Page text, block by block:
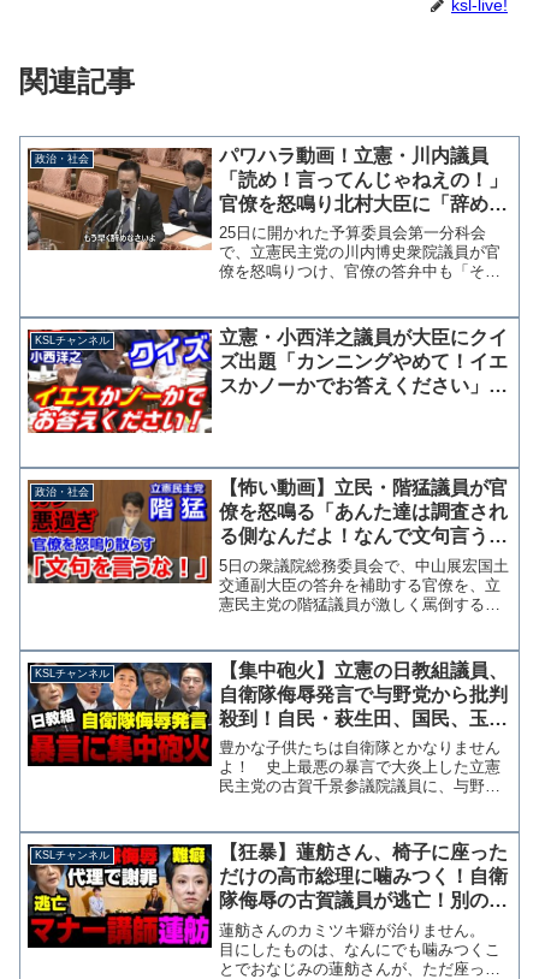
ksl-live!
関連記事
政治・社会
パワハラ動画！立憲・川内議員
「読め！言ってんじゃねえの！」
官僚を怒鳴り北村大臣に「辞めま
すってここで言って」→主査に注
意を受ける
25日に開かれた予算委員会第一分科会
で、立憲民主党の川内博史衆院議員が官
僚を怒鳴りつけ、官僚の答弁中も「その
大臣に対しては「早く辞めなさいよ」
「辞めますって言ってくださ...
KSLチャンネル
立憲・小西洋之議員が大臣にクイ
ズ出題「カンニングやめて！イエ
スかノーかでお答えください」回
政治・社会
【怖い動画】立民・階猛議員が官
僚を怒鳴る「あんた達は調査され
る側なんだよ！なんで文句言うん
だよ！後ろの官僚はもう言う
な！」
5日の衆議院総務委員会で、中山展宏国土
交通副大臣の答弁を補助する官僚を、立
憲民主党の階猛議員が激しく罵倒する場
注動態統計」の調査票を、国交省が無断
で書き換えて二重計上し...
KSLチャンネル
【集中砲火】立憲の日教組議員、
自衛隊侮辱発言で与野党から批判
殺到！自民・萩生田、国民、玉木
と榛葉、小泉大臣が怒りの反論
【KSLチャンネル】
豊かな子供たちは自衛隊とかなりません
よ！ 史上最悪の暴言で大炎上した立憲
民主党の古賀千景参議院議員に、与野党
代行、国民民主党の玉木雄一郎代表、外
交防衛委員会で国民民主...
KSLチャンネル
【狂暴】蓮舫さん、椅子に座った
だけの高市総理に噛みつく！自衛
隊侮辱の古賀議員が逃亡！別の議
員が代理で謝罪する【KSLチャン
ネル】
蓮舫さんのカミツキ癖が治りません。
目にしたものは、なんにでも噛みつくこ
とでおなじみの蓮舫さんが、ただ座って